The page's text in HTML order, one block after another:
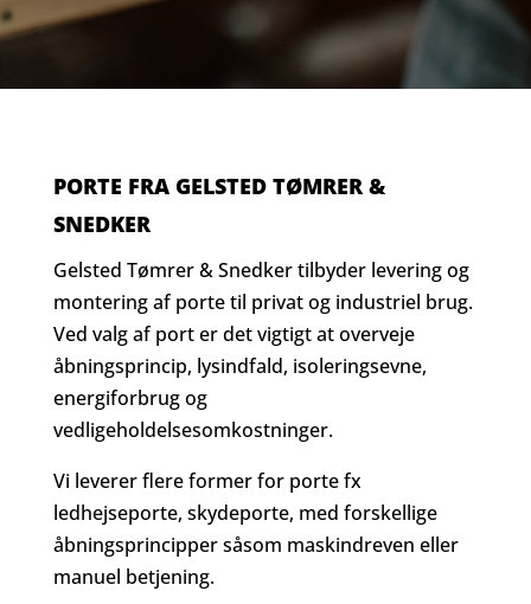
PORTE FRA GELSTED TØMRER &
SNEDKER
Gelsted Tømrer & Snedker tilbyder levering og
montering af porte til privat og industriel brug.
Ved valg af port er det vigtigt at overveje
åbningsprincip, lysindfald, isoleringsevne,
energiforbrug og
vedligeholdelsesomkostninger.
Vi leverer flere former for porte fx
ledhejseporte, skydeporte, med forskellige
åbningsprincipper såsom maskindreven eller
manuel betjening.